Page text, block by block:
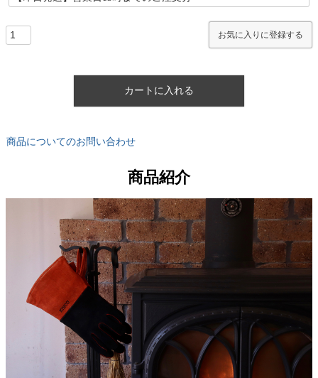
お気に入りに登録する
カートに入れる
商品についてのお問い合わせ
商品紹介